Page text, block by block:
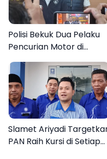
Polisi Bekuk Dua Pelaku
Pencurian Motor di
Bajrasokah Sampang
Slamet Ariyadi
PAN Raih Kursi di Setiap